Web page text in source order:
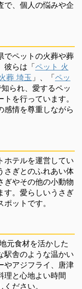
で、個人の悩みや企
でペットの火葬や葬
彼らは「ペット 火
葬 埼玉 」、「ペッ
られ、愛するペッ
を行っています。
感情を尊重しながら
ホテルを運営してい
さぎとのふれあい体
ぎやその他の小動物
す。愛らしいうさぎ
ットです。
元食材を活かした
駅舎のような温かい
やアジフライ、唐津
理と心地よい時間
ください。